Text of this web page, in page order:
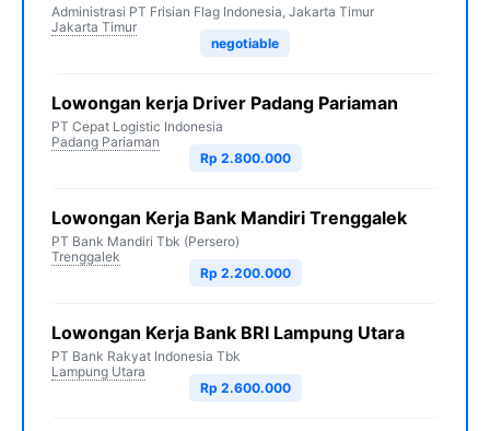
Administrasi PT Frisian Flag Indonesia, Jakarta Timur
Jakarta Timur
negotiable
Lowongan kerja Driver Padang Pariaman
PT Cepat Logistic Indonesia
Padang Pariaman
Rp 2.800.000
Lowongan Kerja Bank Mandiri Trenggalek
PT Bank Mandiri Tbk (Persero)
Trenggalek
Rp 2.200.000
Lowongan Kerja Bank BRI Lampung Utara
PT Bank Rakyat Indonesia Tbk
Lampung Utara
Rp 2.600.000